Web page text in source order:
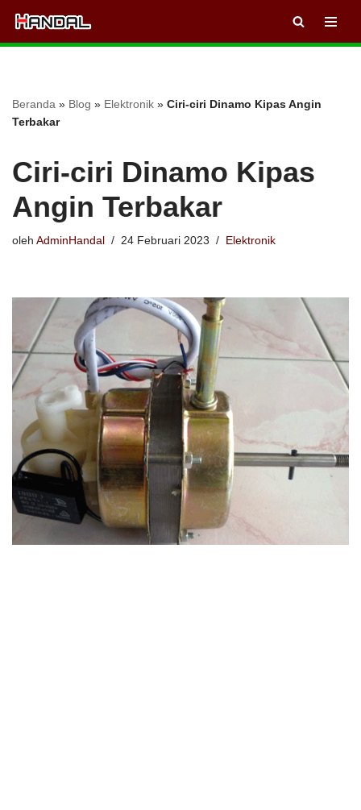
Lompat
Beranda » Blog » Elektronik » Ciri-ciri Dinamo Kipas Angin
Terbakar
Ciri-ciri Dinamo Kipas
Angin Terbakar
oleh AdminHandal 24 Februari 2023 Elektronik